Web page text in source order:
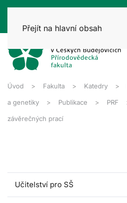
Přejít na hlavní obsah
Úvod Fakulta Katedry
a genetiky Publikace PRF
závěrečných prací
Učitelství pro SŠ